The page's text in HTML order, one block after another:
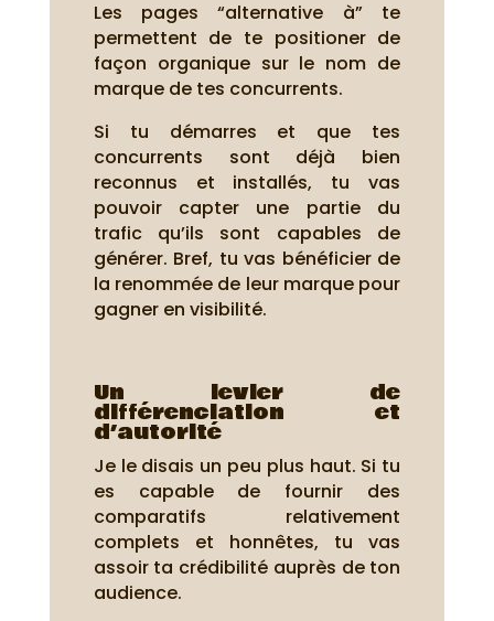
Les pages “alternative à” te
permettent de te positioner de
façon organique sur le nom de
marque de tes concurrents.
Si tu démarres et que tes
concurrents sont déjà bien
reconnus et installés, tu vas
pouvoir capter une partie du
trafic qu’ils sont capables de
générer. Bref, tu vas bénéficier de
la renommée de leur marque pour
gagner en visibilité.
Un levier de
différenciation et
d’autorité
Je le disais un peu plus haut. Si tu
es capable de fournir des
comparatifs relativement
complets et honnêtes, tu vas
assoir ta crédibilité auprès de ton
audience.